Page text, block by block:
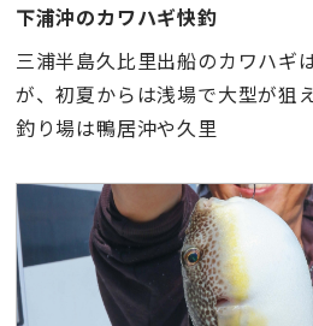
下浦沖のカワハギ快釣
三浦半島久比里出船のカワハギ
が、初夏からは浅場で大型が狙
釣り場は鴨居沖や久里